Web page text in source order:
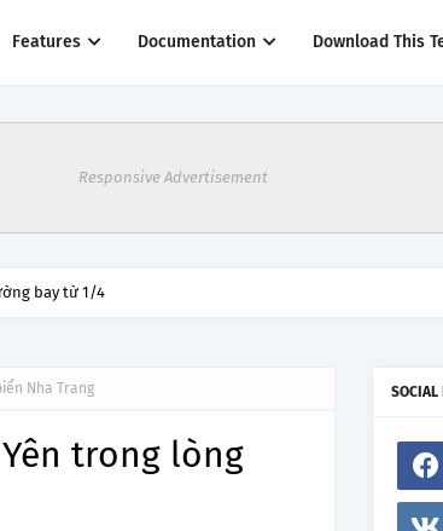
Features Documentation Download This
Responsive Advertisement
bay từ 1/4
Nha Trang
trong lòng
SOCIAL